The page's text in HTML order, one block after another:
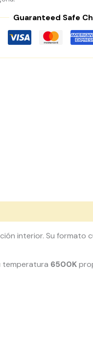
Guaranteed Safe
interior. Su
temperatura 6500K